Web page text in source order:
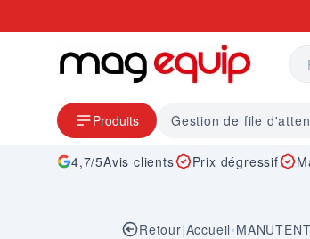
Produits Gestion de file
4,7/5Avis clients Prix dégressif
Retour|Accueil•